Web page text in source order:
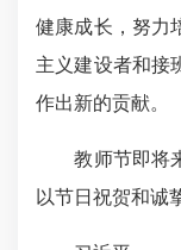
健康成长，努力
主义建设者和接
作出新的贡献。
教师节即将来
以节日祝贺和诚